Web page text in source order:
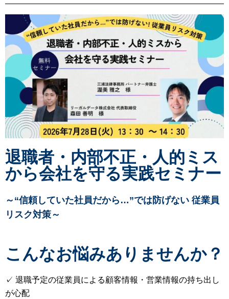
退職者・内部不正・人的ミス
から会社を守る実践セミナー
～“信頼していた社員だから…”では防げない 従業員
リスク対策～
こんなお悩みありませんか？
✓ 退職予定の従業員による顧客情報・営業情報の持ち出し
が心配